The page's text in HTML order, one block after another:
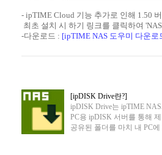
- ipTIME Cloud 기능 추가로 인해 1.50
최초 설치 시 하기 링크를 클릭하여
-다운로드 : [ipTIME NAS 도우미 다운로
[ipDISK Drive란?]
ipDISK Drive는 ipTIME
PC용 ipDISK 서버를 통해
공유된 폴더를 마치 내 PC